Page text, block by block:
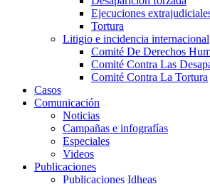
Ejecuciones
Tortura
Litigio e incidencia internacional
Comité De Derechos
Comité Contra Las
Comité Contra La Tortura​
Casos
Comunicación
Noticias
Campañas e infografías
Especiales
Videos
Publicaciones
Publicaciones Idheas